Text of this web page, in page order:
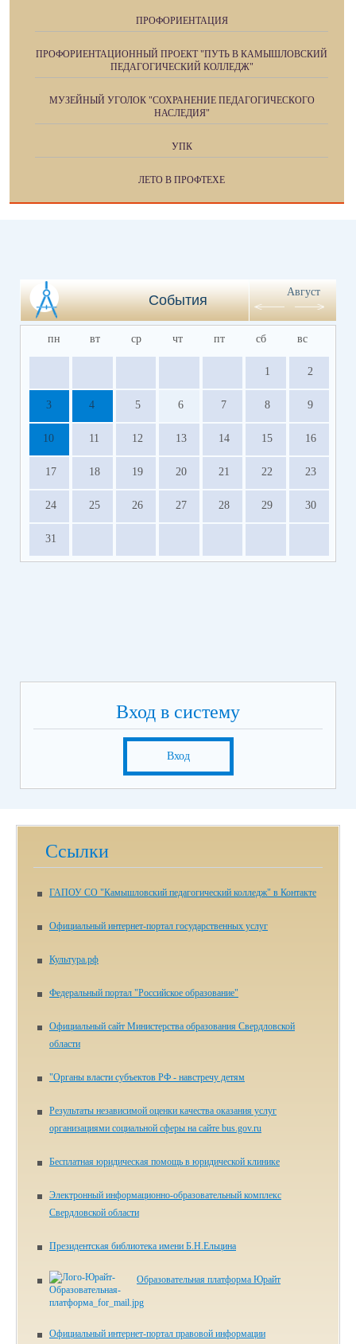
ПРОФОРИЕНТАЦИЯ
ПРОФОРИЕНТАЦИОННЫЙ ПРОЕКТ "ПУТЬ В КАМЫШЛОВСКИЙ
ПЕДАГОГИЧЕСКИЙ КОЛЛЕДЖ"
МУЗЕЙНЫЙ УГОЛОК "СОХРАНЕНИЕ ПЕДАГОГИЧЕСКОГО
НАСЛЕДИЯ"
УПК
ЛЕТО В ПРОФТЕХЕ
События
Август
пн вт ср чт пт сб вс
1 2
3 4 5 6 7 8 9
10 11 12 13 14 15 16
17 18 19 20 21 22 23
24 25 26 27 28 29 30
31
Вход в систему
Вход
Ссылки
ГАПОУ СО "Камышловский педагогический колледж" в Контакте
Официальный интернет-портал государственных услуг
Культура.рф
Федеральный портал "Российское образование"
Официальный сайт Министерства образования Свердловской
области
"Органы власти субъектов РФ - навстречу детям
Результаты независимой оценки качества оказания услуг
организациями социальной сферы на сайте bus.gov.ru
Бесплатная юридическая помощь в юридической клинике
Электронный информационно-образовательный комплекс
Свердловской области
Президентская библиотека имени Б.Н.Ельцина
Образовательная платформа Юрайт
Официальный интернет-портал правовой информации